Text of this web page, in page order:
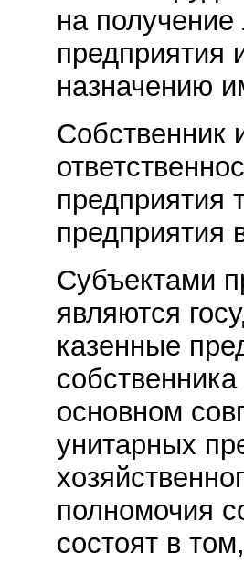
на
предприятия
назначению
Собственник
предприятия
предприятия
Субъектами
являются
казенные
основном
унитарных
полномочия
состоят в